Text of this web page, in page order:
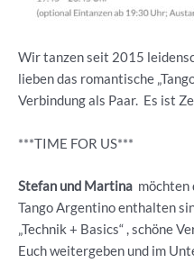
Wir tanzen seit 2015
lieben das romantische
Verbindung als Paar. Es ist
***TIME FOR US***
Stefan und Martina möchten
Tango Argentino enthalten
„Technik + Basics“ , schöne
Euch weitergeben und im